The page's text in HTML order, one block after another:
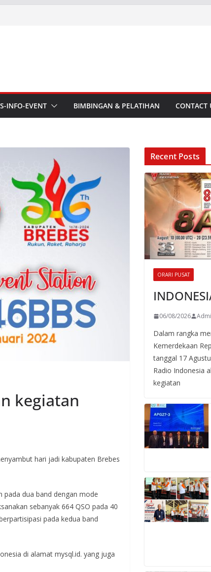
INFO-EVENT BIMBINGAN & PELATIHAN CONTACT
kegiatan
hari jadi kabupaten Brebes
pada dua band dengan mode
sebanyak 664 QSO pada 40
pada kedua band
di alamat mysql.id. yang juga
Recent Posts
ORARI PUSAT
06/08/2026
Dalam rangka
Kemerdekaan
tanggal 17
Radio Indonesia
kegiatan